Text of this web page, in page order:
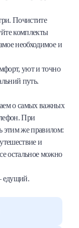
Почистите
комплекты
необходимое и
уют и точно
путь.
о самых важных
При
этим же правилом:
и
остальное можно
едущий.